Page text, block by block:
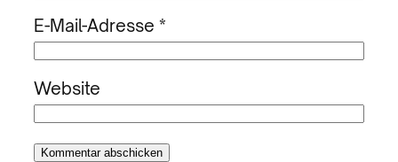
E-Mail-Adresse *
Website